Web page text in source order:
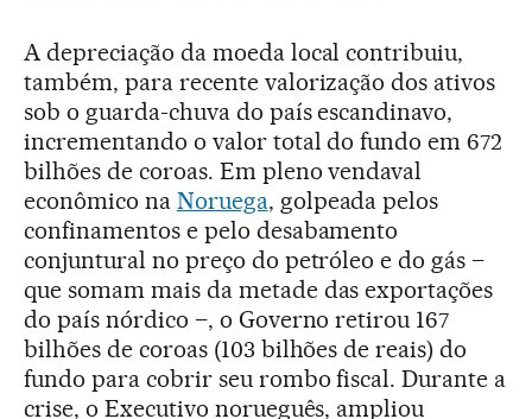
A depreciação da moeda local contribuiu,
também, para recente valorização dos ativos
sob o guarda-chuva do país escandinavo,
incrementando o valor total do fundo em 672
bilhões de coroas. Em pleno vendaval
econômico na Noruega, golpeada pelos
confinamentos e pelo desabamento
conjuntural no preço do petróleo e do gás –
que somam mais da metade das exportações
do país nórdico –, o Governo retirou 167
bilhões de coroas (103 bilhões de reais) do
fundo para cobrir seu rombo fiscal. Durante a
crise, o Executivo norueguês, ampliou